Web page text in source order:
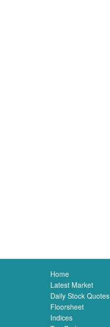
Home
Latest Market
Daily Stock Quotes
Floorsheet
Indices